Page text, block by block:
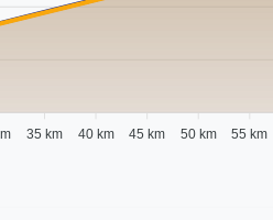
35 km 40 km 45 km 50 km 55 km